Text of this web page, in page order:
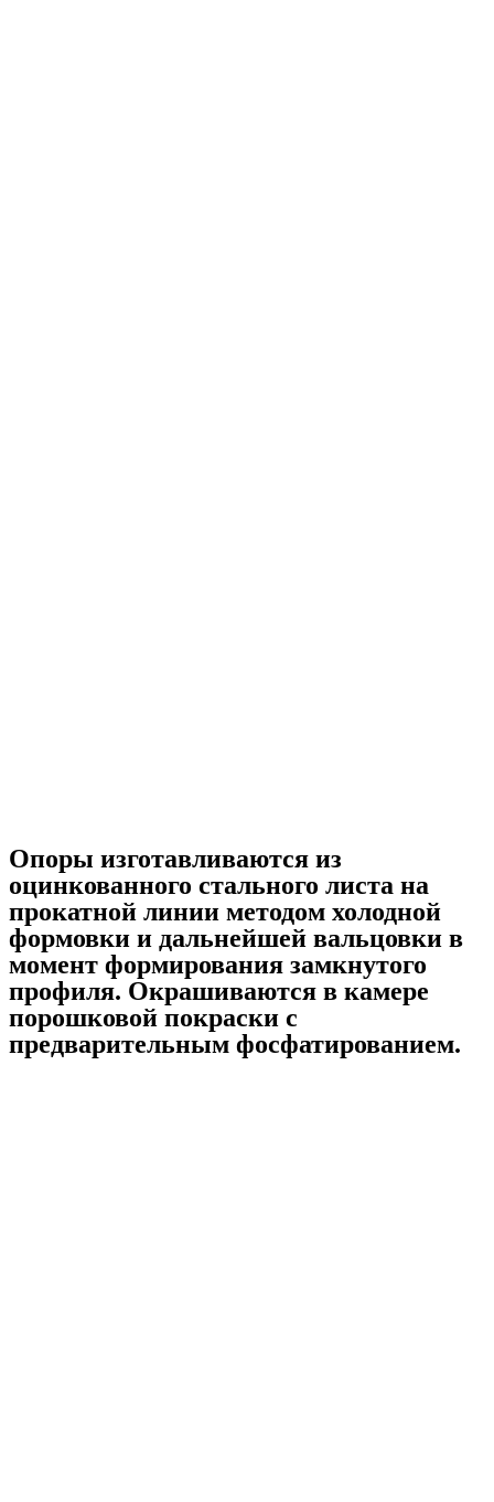
Опоры изготавливаются из
оцинкованного стального листа на
прокатной линии методом холодной
формовки и дальнейшей вальцовки в
момент формирования замкнутого
профиля. Окрашиваются в камере
порошковой покраски с
предварительным фосфатированием.